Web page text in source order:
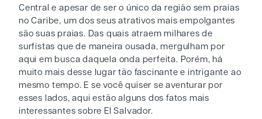
Central e apesar de ser o único da região sem praias
no Caribe, um dos seus atrativos mais empolgantes
são suas praias. Das quais atraem milhares de
surfistas que de maneira ousada, mergulham por
aqui em busca daquela onda perfeita. Porém, há
muito mais desse lugar tão fascinante e intrigante ao
mesmo tempo. E se você quiser se aventurar por
esses lados, aqui estão alguns dos fatos mais
interessantes sobre El Salvador.